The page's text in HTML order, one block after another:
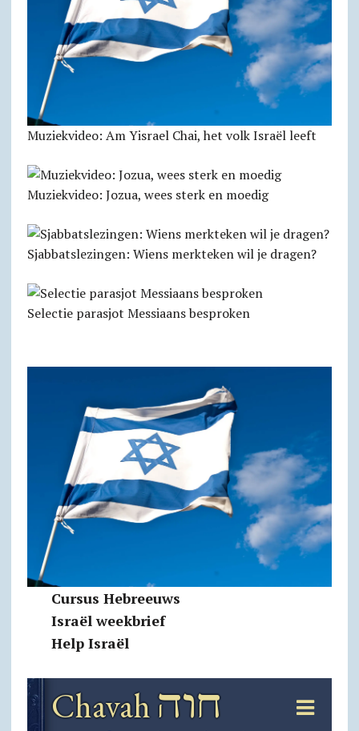
Muziekvideo: Am Yisrael Chai, het volk Israël leeft
Muziekvideo: Jozua, wees sterk en moedig
Sjabbatslezingen: Wiens merkteken wil je dragen?
Selectie parasjot Messiaans besproken
Cursus Hebreeuws
Israël weekbrief
Help Israël